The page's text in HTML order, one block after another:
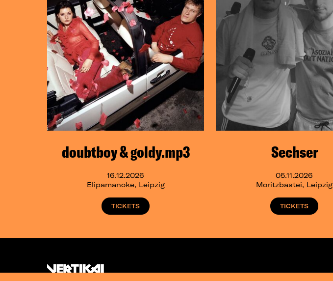
doubtboy & goldy.mp3
16.12.2026
Elipamanoke, Leipzig
TICKETS
Sechser
05.11.2026
Moritzbastei, Leipzig
TICKETS